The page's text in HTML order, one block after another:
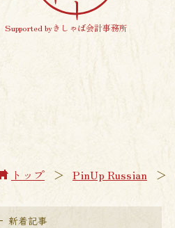
Supported byきしゃば会計事務所
トップ ＞ PinUp Russian ＞
新着記事